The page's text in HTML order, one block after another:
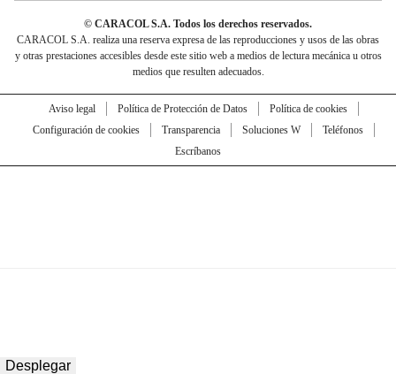
© CARACOL S.A. Todos los derechos reservados.
CARACOL S.A. realiza una reserva expresa de las reproducciones y usos de las obras
y otras prestaciones accesibles desde este sitio web a medios de lectura mecánica u otros
medios que resulten adecuados.
Aviso legal Política de Protección de Datos
Política de cookies
Configuración de cookies
Transparencia Soluciones W
Teléfonos
Escríbanos
Desplegar